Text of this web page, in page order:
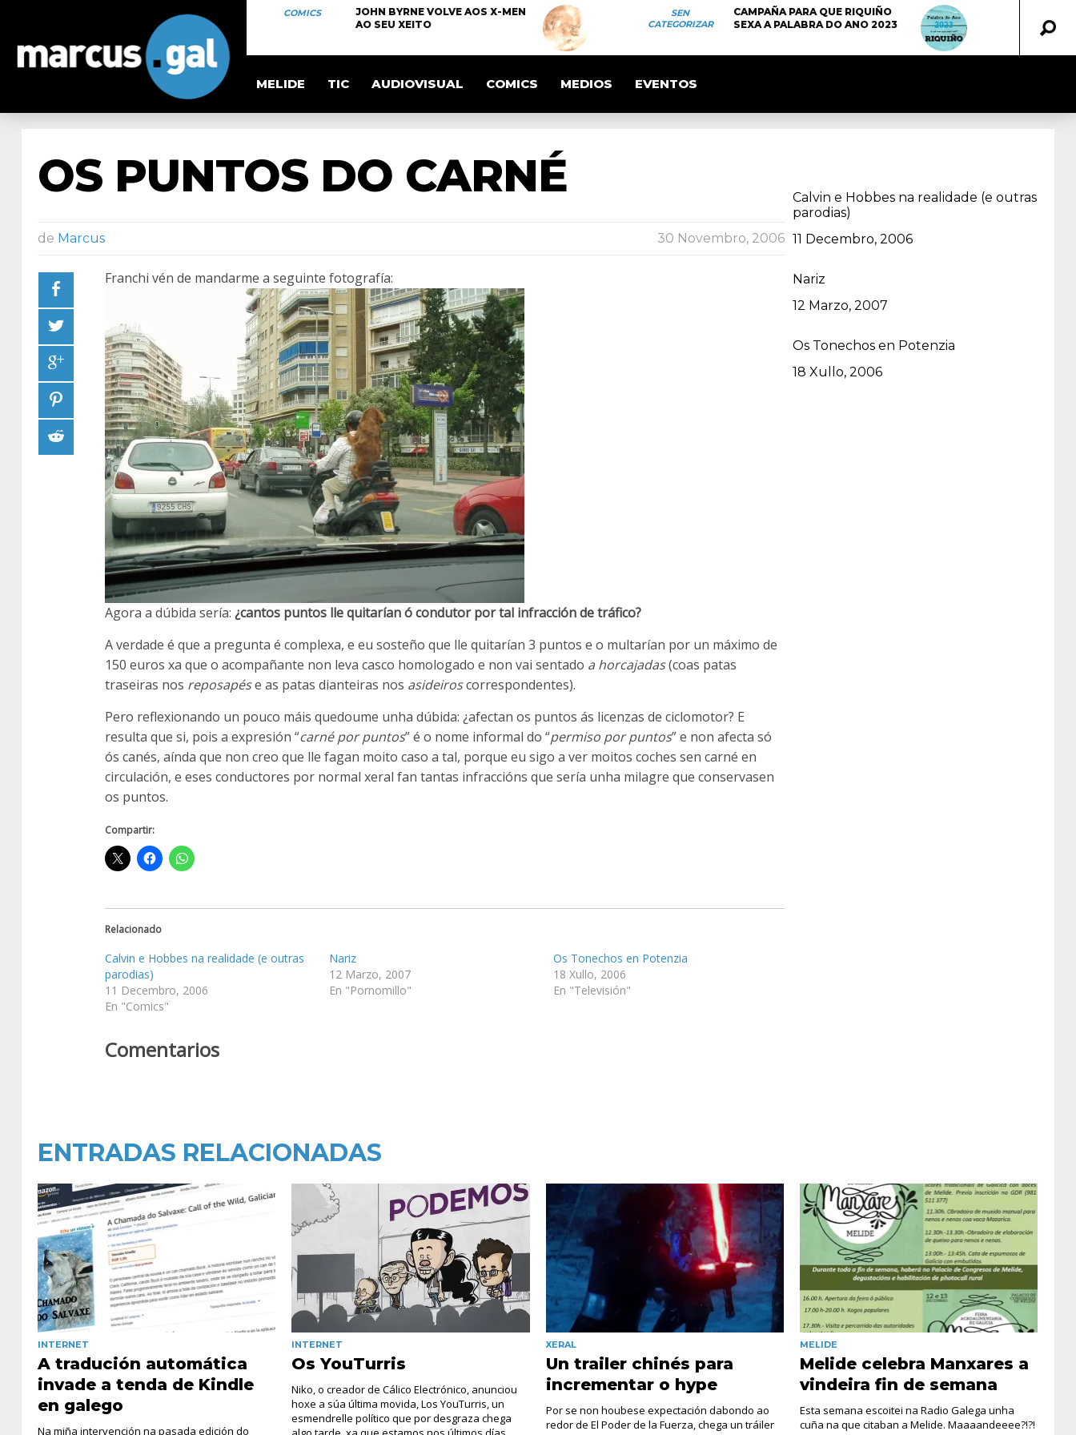
COMICS
JOHN BYRNE VOLVE AOS X-MEN
AO SEU XEITO
SEN
CATEGORIZAR
CAMPAÑA PARA QUE RIQUIÑO
SEXA A PALABRA DO ANO 2023
MELIDE TIC AUDIOVISUAL COMICS MEDIOS EVENTOS
OS PUNTOS DO CARNÉ
de Marcus 30 Novembro, 2006
Franchi vén de mandarme a seguinte fotografía:
Agora a dúbida sería: ¿cantos puntos lle quitarían ó condutor por tal infracción de tráfico?
A verdade é que a pregunta é complexa, e eu sosteño que lle quitarían 3 puntos e o multarían por un máximo de
150 euros xa que o acompañante non leva casco homologado e non vai sentado a horcajadas(coas patas
traseiras nos reposapése as patas dianteiras nos asideiroscorrespondentes).
Pero reflexionando un pouco máis quedoume unha dúbida: ¿afectan os puntos ás licenzas de ciclomotor? E
resulta que si, pois a expresión “carné por puntos” é o nome informal do “permiso por puntos” e non afecta só
ós canés, aínda que non creo que lle fagan moito caso a tal, porque eu sigo a ver moitos coches sen carné en
circulación, e eses conductores por normal xeral fan tantas infraccións que sería unha milagre que conservasen
os puntos.
Compartir:
Relacionado
Calvin e Hobbes na realidade (e outras
parodias)
11 Decembro, 2006
En "Comics"
Nariz
12 Marzo, 2007
En "Pornomillo"
Os Tonechos en Potenzia
18 Xullo, 2006
En "Televisión"
Comentarios
Calvin e Hobbes na realidade (e outras
parodias)
Data
11 Decembro, 2006
Nariz
Data
12 Marzo, 2007
Os Tonechos en Potenzia
Data
18 Xullo, 2006
ENTRADAS RELACIONADAS
INTERNET
A tradución automática
invade a tenda de Kindle
en galego
Na miña intervención na pasada edición do
INTERNET
Os YouTurris
Niko, o creador de Cálico Electrónico, anunciou
hoxe a súa última movida, Los YouTurris, un
esmendrelle político que por desgraza chega
XERAL
Un trailer chinés para
incrementar o hype
Por se non houbese expectación dabondo ao
redor de El Poder de la Fuerza, chega un tráiler
MELIDE
Melide celebra Manxares a
vindeira fin de semana
Esta semana escoitei na Radio Galega unha
cuña na que citaban a Melide. Maaaandeeee?!?!